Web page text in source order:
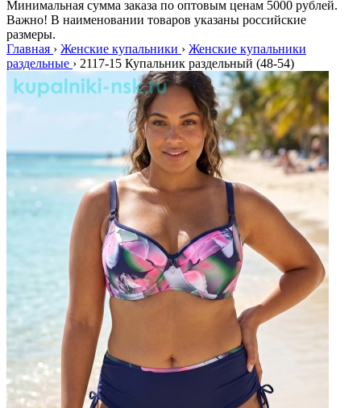
Минимальная сумма заказа по оптовым ценам 5000 рублей.
Важно! В наименовании товаров указаны российские
размеры.
Главная › Женские купальники › Женские купальники
раздельные › 2117-15 Купальник раздельный (48-54)